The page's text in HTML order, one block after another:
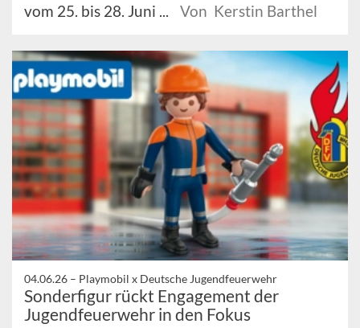
vom 25. bis 28. Juni ...
Von Kerstin Barthel
04.06.26 – Playmobil x Deutsche Jugendfeuerwehr
Sonderfigur rückt Engagement der
Jugendfeuerwehr in den Fokus